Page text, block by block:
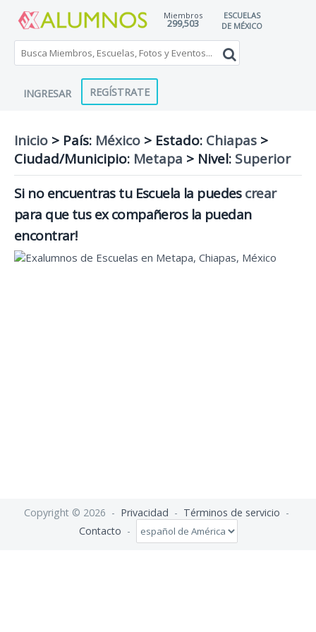
Miembros
299,503
ESCUELAS
DE MÉXICO
INGRESAR REGÍSTRATE
Inicio > País: México > Estado: Chiapas >
Ciudad/Municipio: Metapa > Nivel: Superior
Si no encuentras tu Escuela la puedescrear
para que tus ex compañeros la puedan
encontrar!
Copyright © 2026 - Privacidad - Términos de servicio -
Contacto -